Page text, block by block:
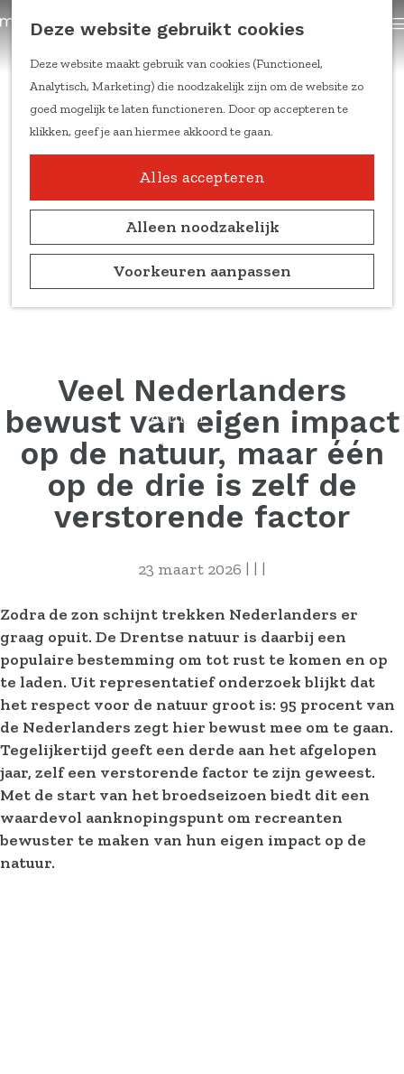
Deze website gebruikt cookies
Deze website maakt gebruik van cookies (Functioneel,
Analytisch, Marketing) die noodzakelijk zijn om de website zo
goed mogelijk te laten functioneren. Door op accepteren te
klikken, geef je aan hiermee akkoord te gaan.
Alles accepteren
Alleen noodzakelijk
Voorkeuren aanpassen
e
Content om te delen
Kennis & inspiratie
Feiten & cijfers
Online trainingen
Duitse markt
Ondernemers aan het
woord
Marketing
kennisblogs
Actueel
Contact
Veel Nederlanders
bewust van eigen impact
op de natuur, maar één
op de drie is zelf de
verstorende factor
23 maart 2026 | | |
Zodra de zon schijnt trekken Nederlanders er
graag opuit. De Drentse natuur is daarbij een
populaire bestemming om tot rust te komen en op
te laden. Uit representatief onderzoek blijkt dat
het respect voor de natuur groot is: 95 procent van
de Nederlanders zegt hier bewust mee om te gaan.
Tegelijkertijd geeft een derde aan het afgelopen
jaar, zelf een verstorende factor te zijn geweest.
Met de start van het broedseizoen biedt dit een
waardevol aanknopingspunt om recreanten
bewuster te maken van hun eigen impact op de
natuur.